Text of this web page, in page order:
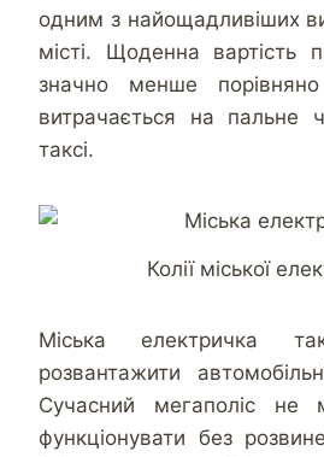
одним з найощадливіших
місті. Щоденна вартість
значно менше
витрачається на пальне
таксі.
Колії міської
Міська електричка
розвантажити
Сучасний мегаполіс не
функціонувати без